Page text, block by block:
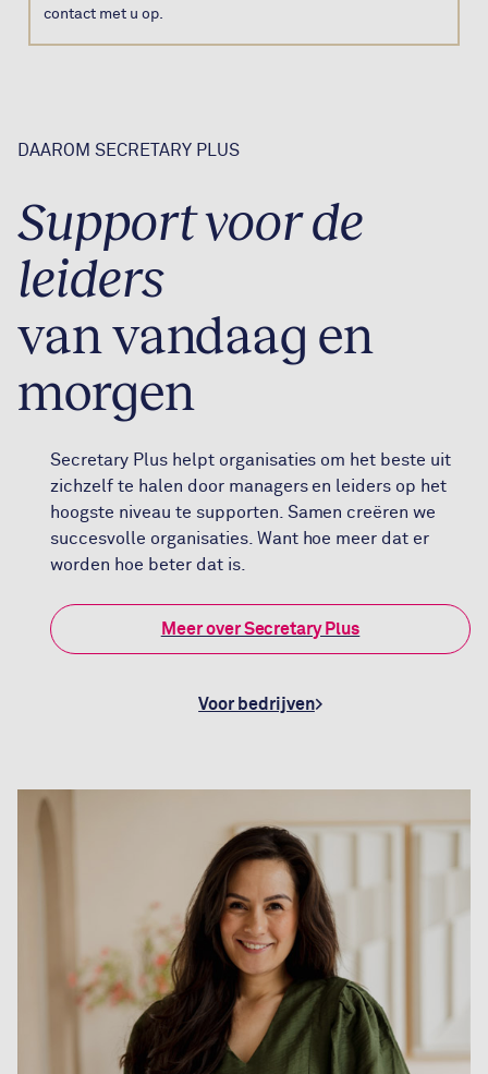
contact met u op.
DAAROM SECRETARY PLUS
Support voor de
leiders
van vandaag en
morgen
Secretary Plus helpt organisaties om het beste uit
zichzelf te halen door managers en leiders op het
hoogste niveau te supporten. Samen creëren we
succesvolle organisaties. Want hoe meer dat er
worden hoe beter dat is.
Meer over Secretary Plus
Voor bedrijven